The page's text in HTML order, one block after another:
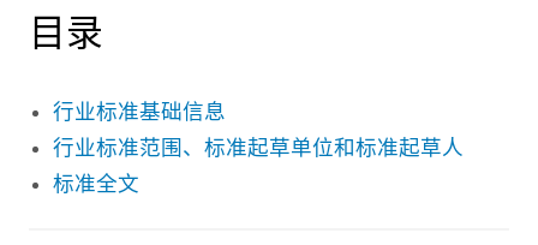
目录
行业标准基础信息
行业标准范围、标准起草单位和标准起草人
标准全文